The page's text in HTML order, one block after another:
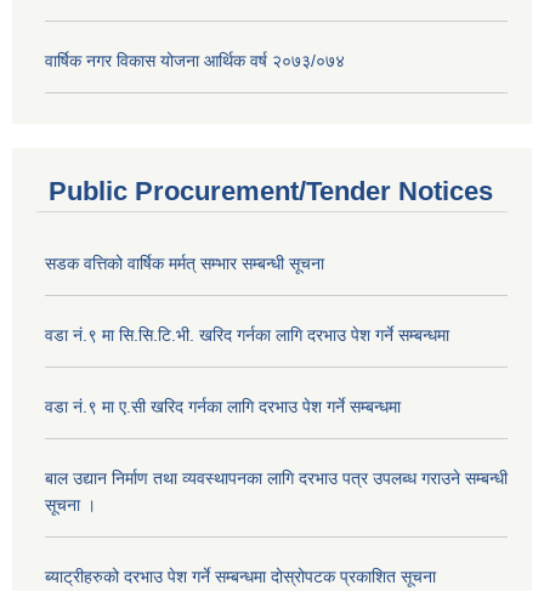
वार्षिक नगर विकास योजना आर्थिक वर्ष २०७३/०७४
Public Procurement/Tender Notices
सडक वत्तिको वार्षिक मर्मत् सम्भार सम्बन्धी सूचना
वडा नं.९ मा सि.सि.टि.भी. खरिद गर्नका लागि दरभाउ पेश गर्ने सम्बन्धमा
वडा नं.९ मा ए.सी खरिद गर्नका लागि दरभाउ पेश गर्ने सम्बन्धमा
बाल उद्यान निर्माण तथा व्यवस्थापनका लागि दरभाउ पत्र उपलब्ध गराउने सम्बन्धी
सूचना ।
ब्याट्रीहरुको दरभाउ पेश गर्ने सम्बन्धमा दोस्रोपटक प्रकाशित सूचना